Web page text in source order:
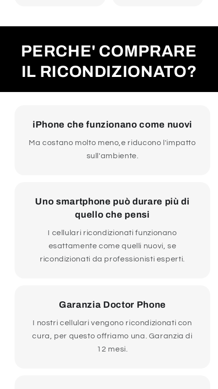
PERCHE' COMPRARE
IL RICONDIZIONATO?
iPhone che funzionano come nuovi
Ma costano molto meno,e riducono l'impatto
sull'ambiente.
Uno smartphone può durare più di
quello che pensi
I cellulari ricondizionati funzionano
esattamente come quelli nuovi, se
ricondizionati da professionisti esperti.
Garanzia Doctor Phone
I nostri cellulari vengono ricondizionati con
cura, per questo offriamo una. Garanzia di
12 mesi.